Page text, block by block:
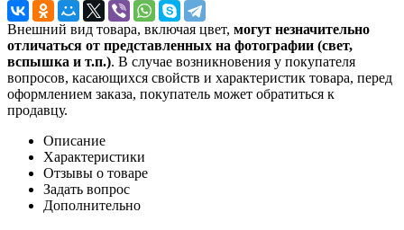
Внешний вид товара, включая цвет, могут незначительно
отличаться от представленных на фотографии (свет,
вспышка и т.п.). В случае возникновения у покупателя
вопросов, касающихся свойств и характеристик товара, перед
оформлением заказа, покупатель может обратиться к
продавцу.
Описание
Характеристики
Отзывы о товаре
Задать вопрос
Дополнительно